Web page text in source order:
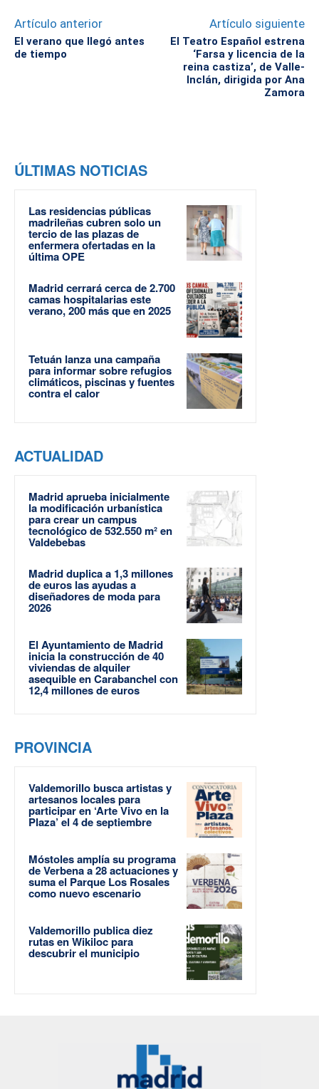
Artículo anterior
El verano que llegó antes
de tiempo
Artículo siguiente
El Teatro Español estrena
‘Farsa y licencia de la
reina castiza’, de Valle-
Inclán, dirigida por Ana
Zamora
ÚLTIMAS NOTICIAS
Las residencias públicas
madrileñas cubren solo un
tercio de las plazas de
enfermera ofertadas en la
última OPE
Madrid cerrará cerca de 2.700
camas hospitalarias este
verano, 200 más que en 2025
Tetuán lanza una campaña
para informar sobre refugios
climáticos, piscinas y fuentes
contra el calor
ACTUALIDAD
Madrid aprueba inicialmente
la modificación urbanística
para crear un campus
tecnológico de 532.550 m² en
Valdebebas
Madrid duplica a 1,3 millones
de euros las ayudas a
diseñadores de moda para
2026
El Ayuntamiento de Madrid
inicia la construcción de 40
viviendas de alquiler
asequible en Carabanchel con
12,4 millones de euros
PROVINCIA
Valdemorillo busca artistas y
artesanos locales para
participar en ‘Arte Vivo en la
Plaza’ el 4 de septiembre
Móstoles amplía su programa
de Verbena a 28 actuaciones y
suma el Parque Los Rosales
como nuevo escenario
Valdemorillo publica diez
rutas en Wikiloc para
descubrir el municipio